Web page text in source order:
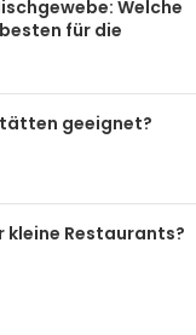
Welche
für die
geeignet?
Restaurants?